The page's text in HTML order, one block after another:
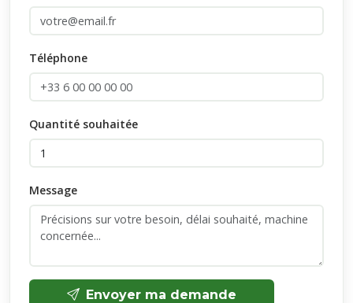
Téléphone
Quantité souhaitée
Message
Envoyer ma demande